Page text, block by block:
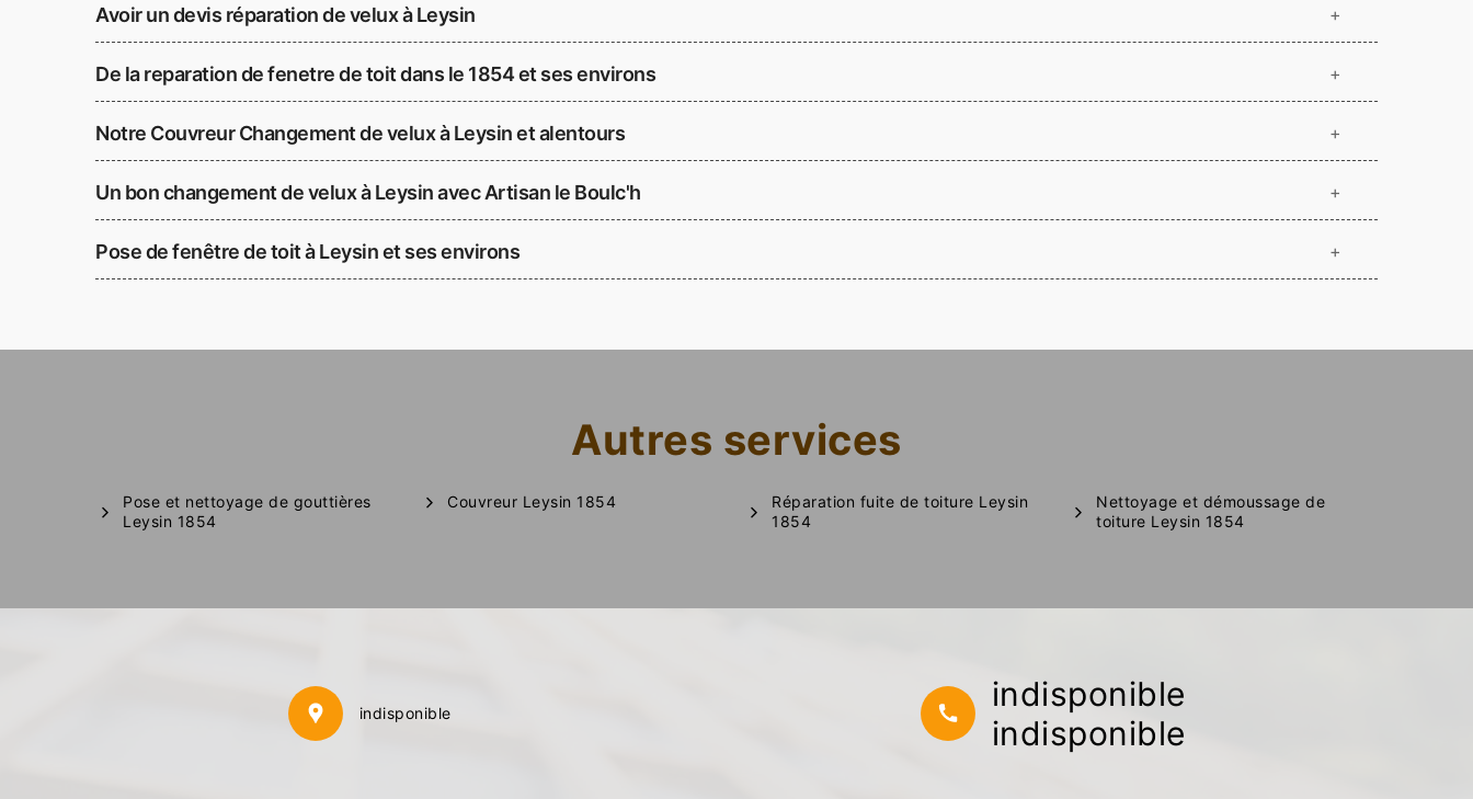
Avoir un devis réparation de velux à Leysin +
De la reparation de fenetre de toit dans le 1854 et ses environs +
Notre Couvreur Changement de velux à Leysin et alentours +
Un bon changement de velux à Leysin avec Artisan le Boulc'h +
Pose de fenêtre de toit à Leysin et ses environs +
Autres services
Pose et nettoyage de gouttières
Leysin 1854
Couvreur Leysin 1854
Réparation fuite de toiture Leysin
1854
Nettoyage et démoussage de
toiture Leysin 1854
indisponible
indisponible
indisponible